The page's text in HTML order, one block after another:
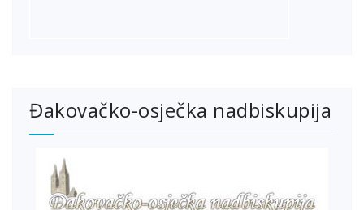
Đakovačko-osječka nadbiskupija